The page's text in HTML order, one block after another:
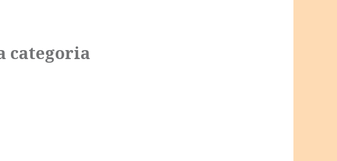
categoria